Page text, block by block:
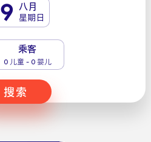
9 八月
星期日
乘客
0 儿童 - 0 婴儿
搜索